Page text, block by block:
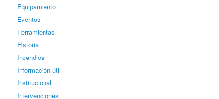
Equipamiento
Eventos
Herramientas
Historia
Incendios
Información útil
Institucional
Intervenciones